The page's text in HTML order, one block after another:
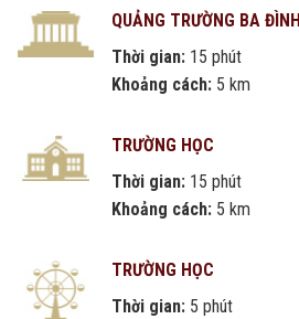
QUẢNG TRƯỜNG BA ĐÌNH
Thời gian:15 phút
Khoảng cách:5 km
TRƯỜNG HỌC
Thời gian:15 phút
Khoảng cách:5 km
TRƯỜNG HỌC
Thời gian:5 phút